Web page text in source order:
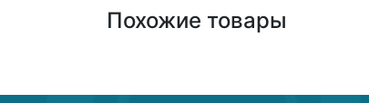
Похожие товары